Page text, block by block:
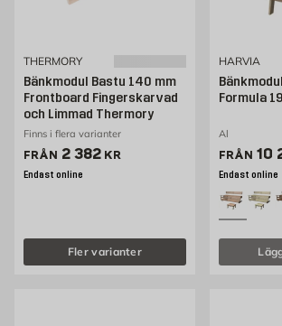
THERMORY
Bänkmodul Bastu 140 mm
Frontboard Fingerskarvad
och Limmad Thermory
Finns i flera varianter
FRÅN Pris 2382 kr
2 382 KR
Endast online
Fler varianter
HARVIA
Formula
Al
FRÅN 10
Endast online